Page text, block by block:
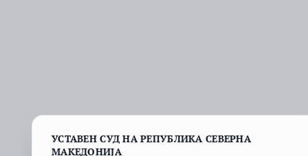
УСТАВЕН СУД НА РЕПУБЛИКА СЕВЕРНА
МАКЕДОНИЈА